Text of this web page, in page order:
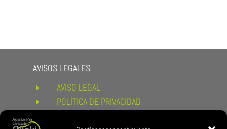
AVISOS LEGALES
E AVISO LEGAL
E POLÍTICA DE PRIVACIDAD